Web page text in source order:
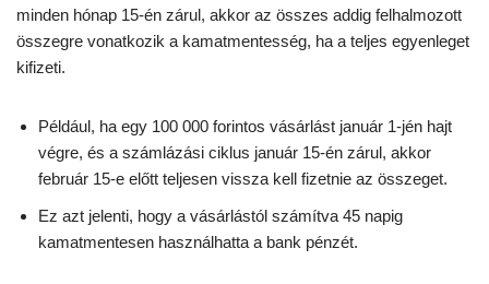
minden hónap 15-én zárul, akkor az összes addig felhalmozott
összegre vonatkozik a kamatmentesség, ha a teljes egyenleget
kifizeti.
Például, ha egy 100 000 forintos vásárlást január 1-jén hajt
végre, és a számlázási ciklus január 15-én zárul, akkor
február 15-e előtt teljesen vissza kell fizetnie az összeget.
Ez azt jelenti, hogy a vásárlástól számítva 45 napig
kamatmentesen használhatta a bank pénzét.